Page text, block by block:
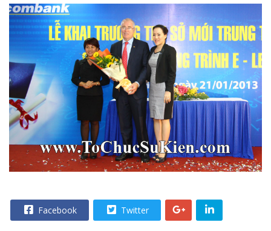
Facebook Twitter